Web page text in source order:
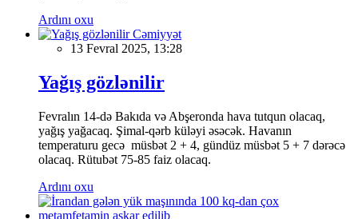
Ardını oxu
Cəmiyyət
13 Fevral 2025, 13:28
Yağış gözlənilir
Fevralın 14-də Bakıda və Abşeronda hava tutqun olacaq,
yağış yağacaq. Şimal-qərb küləyi əsəcək. Havanın
temperaturu gecə müsbət 2 + 4, gündüz müsbət 5 + 7 dərəcə
olacaq. Rütubət 75-85 faiz olacaq.
Ardını oxu